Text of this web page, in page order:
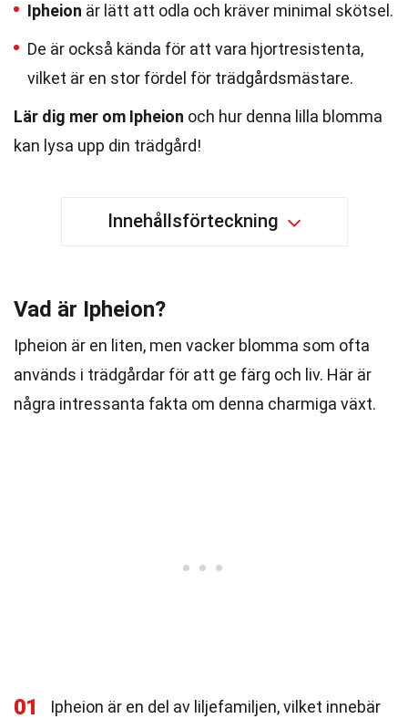
Ipheion är lätt att odla och kräver minimal skötsel.
De är också kända för att vara hjortresistenta,
vilket är en stor fördel för trädgårdsmästare.
Lär dig mer om Ipheion och hur denna lilla blomma
kan lysa upp din trädgård!
Innehållsförteckning
Vad är Ipheion?
Ipheion är en liten, men vacker blomma som ofta
används i trädgårdar för att ge färg och liv. Här är
några intressanta fakta om denna charmiga växt.
01
Ipheion är en del av liljefamiljen, vilket innebär